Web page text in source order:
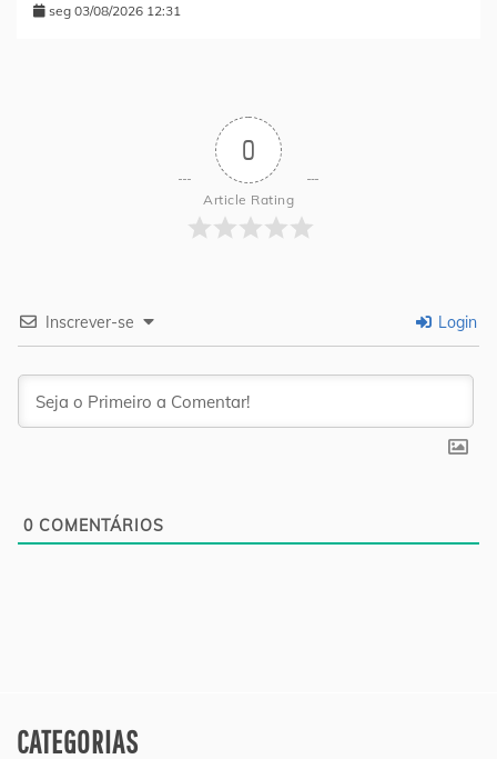
seg 03/08/2026 12:31
0
Article Rating
Inscrever-se Login
0 COMENTÁRIOS
CATEGORIAS